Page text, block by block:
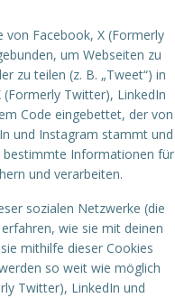
von Facebook, X (Formerly
um Webseiten zu
zu teilen (z. B. „Tweet“) in
Twitter), LinkedIn
Code eingebettet, der von
und Instagram stammt und
bestimmte Informationen für
und verarbeiten.
sozialen Netzwerke (die
wie sie mit deinen
mithilfe dieser Cookies
so weit wie möglich
Twitter), LinkedIn und